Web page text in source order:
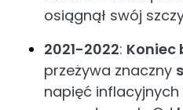
osiągnął swój
2021-2022: Koniec
przeżywa znaczny
napięć